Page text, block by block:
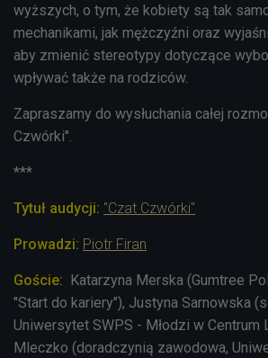
wyższych, o tym, że kobiety są tak
mechanikami, jak mężczyźni oraz
aby zmienić stereotypy dotyczące
wpływać także na rodziców.
Zapraszamy do wysłuchania całej
Czwórki".
***
Tytuł audycji: "Czat Czwórki"
Prowadzi: Piotr Firan
Goście: Katarzyna Merska (Gumtree
"Start do kariery"), Justyna Sarnowska
Uniwersytet SWPS - Młodzi w Centrum
Mleczko (doradczynią zawodowa,